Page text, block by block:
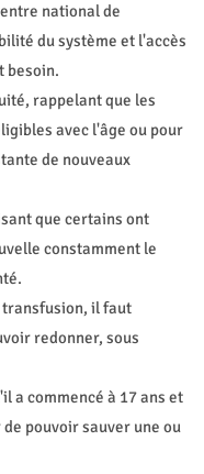
national de
du système et l'accès
besoin.
rappelant que les
avec l'âge ou pour
de nouveaux
que certains ont
constamment le
transfusion, il faut
redonner, sous
a commencé à 17 ans et
pouvoir sauver une ou